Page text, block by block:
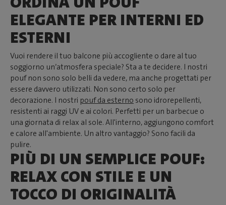
ELEGANTE PER INTERNI ED
ESTERNI
Vuoi rendere il tuo balcone più accogliente o dare al tuo
soggiorno un’atmosfera speciale? Sta a te decidere. I nostri
pouf non sono solo belli da vedere, ma anche progettati per
essere davvero utilizzati. Non sono certo solo per
decorazione. I nostri pouf da esterno sono idrorepellenti,
resistenti ai raggi UV e ai colori. Perfetti per un barbecue o
una giornata di relax al sole. All'interno, aggiungono comfort
e calore all'ambiente. Un altro vantaggio? Sono facili da
pulire.
PIÙ DI UN SEMPLICE POUF:
RELAX CON STILE E UN
TOCCO DI ORIGINALITÀ